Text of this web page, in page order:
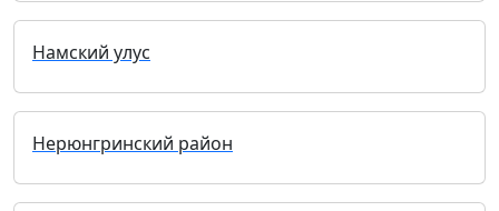
Намский улус
Нерюнгринский район